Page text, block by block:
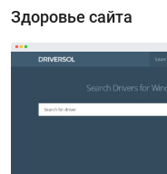
Здоровье сайта